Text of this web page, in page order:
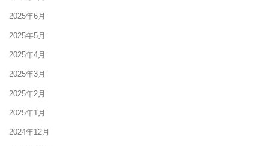
2025年6月
2025年5月
2025年4月
2025年3月
2025年2月
2025年1月
2024年12月